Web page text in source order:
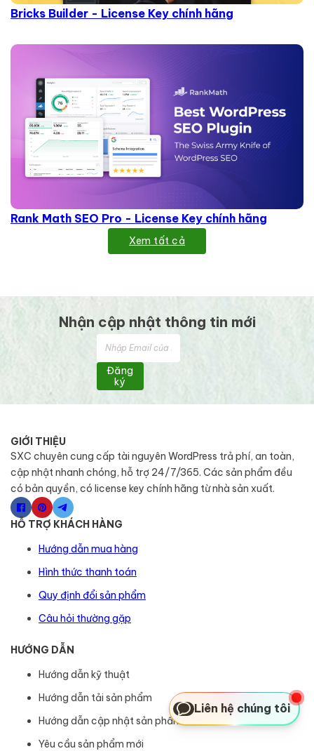
Bricks Builder - License Key chính hãng
Rank Math SEO Pro - License Key chính hãng
Xem tất cả
Nhận cập nhật thông tin mới
Đăng
ký
GIỚI THIỆU
SXC chuyên cung cấp tài nguyên WordPress trả phí, an toàn,
cập nhật nhanh chóng, hỗ trợ 24/7/365. Các sản phẩm đều
có bản quyền, có license key chính hãng từ nhà sản xuất.
HỖ TRỢ KHÁCH HÀNG
Hướng dẫn mua hàng
Hình thức thanh toán
Quy định đổi sản phẩm
Câu hỏi thường gặp
HƯỚNG DẪN
Hướng dẫn kỹ thuật
Hướng dẫn tải sản phẩm
Hướng dẫn cập nhật sản phẩm
Yêu cầu sản phẩm mới
Liên hệ chúng tôi